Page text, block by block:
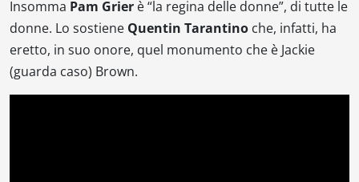
Insomma Pam Grier è “la regina delle donne”, di tutte le
donne. Lo sostiene Quentin Tarantino che, infatti, ha
eretto, in suo onore, quel monumento che è Jackie
(guarda caso) Brown.